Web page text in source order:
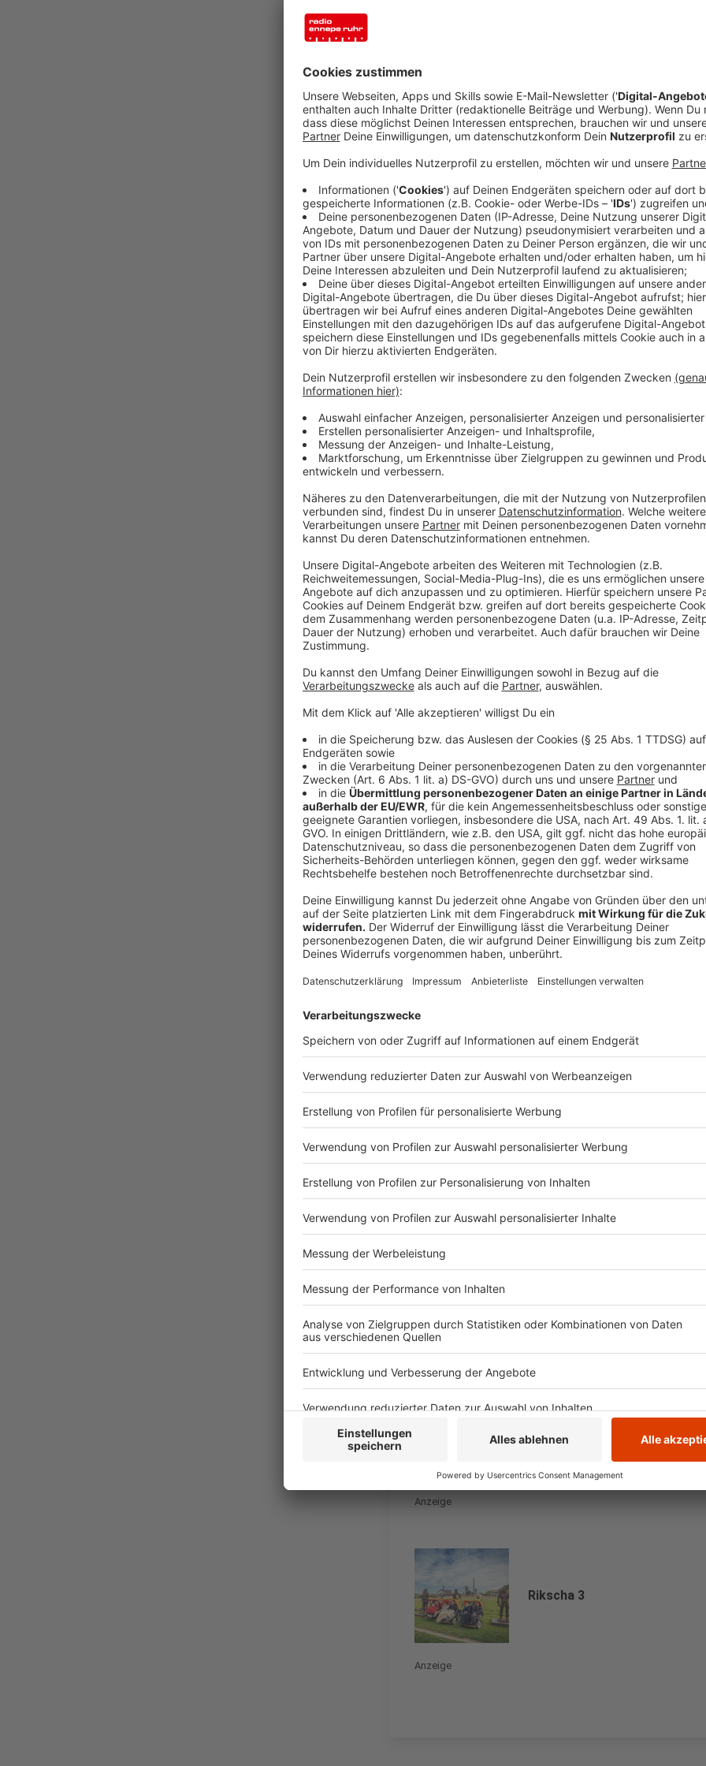
Anzeige
Das Fahren ist zweitrangig.
Anzeige
Zusammen Spaß haben, eine gute Zeit verbringen,
beschreibt Organisator Bernd Lauenroth das
auf Unterstützung angewiesen sind, aber auch an
fahren die Rikschas der ADFC Ortsgruppe
seitdem wächst die Nachfrage stetig. Deshalb
1.400 Euro in Auftrag gegeben. Finanziert wird das
Anzeige
Anzeige
Anzeige
Vier Rikschas haben im vergangenen Jahr
950 Gäste gefahren. Zum Start der neuen Saison
dazu - und noch mehr Fahrten. 46 Ehrenamtliche
Kommunikation läuft. Das Team ist bereits stark
werden, die Wartezeiten zu verkürzen und die fünf
jetzt weitere Unterstützung. Sportlichkeit ist dabei
motorisiert.
Wer das Team verstärken möchte, bekommt eine
Bernd Lauenroth vom ADFC der Ortsgruppe
Telefonnummer: 0170 3333453 wenden. Weitere
Anzeige
©ADFC EN-Kreis
Anzeige
"Mehr als ein kostenloser Fahrservice"
Anzeige
Von dem Projekt profitieren auch die
Gespräch mit Radio Ennepe Ruhr. "Radeln ohne
Zum Beispiel für Rentnerinnen und Rentner.
Diese Freude, die man dann spürt, wenn man
Menschen fährt, das sind unglaubliche
also, es steckt sich gegenseitig an und das ist
Rikscha 2
Anzeige
Rikscha 1
Anzeige
Rikscha 3
Anzeige